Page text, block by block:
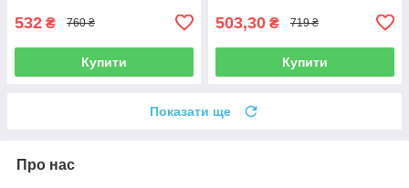
532 ₴ 760 ₴
Купити
503,30 ₴ 719 ₴
Купити
Показати ще
Про нас